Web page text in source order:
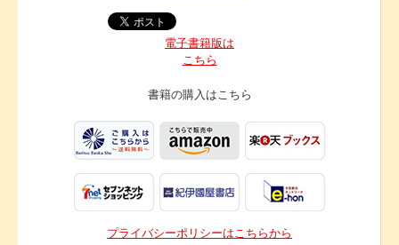
電子書籍版は
こちら
書籍の購入はこちら
プライバシーポリシーはこちらから